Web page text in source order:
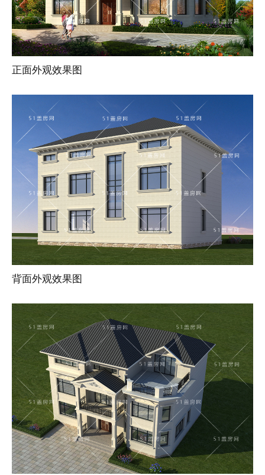
正面外观效果图
背面外观效果图